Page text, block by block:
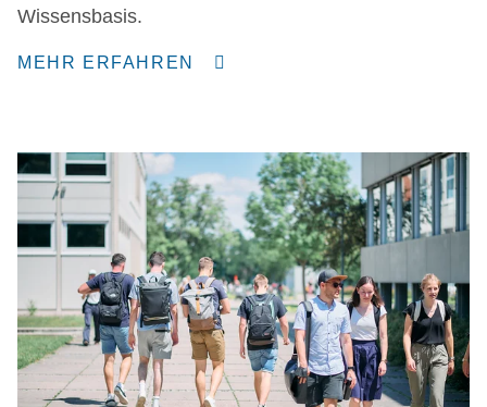
Wissensbasis.
MEHR ERFAHREN